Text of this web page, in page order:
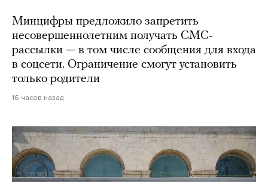
Минцифры предложило запретить
несовершеннолетним получать СМС-
рассылки — в том числе сообщения для входа
в соцсети. Ограничение смогут установить
только родители
16 часов назад